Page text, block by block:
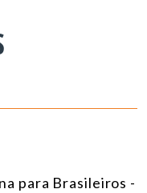
para Brasileiros -